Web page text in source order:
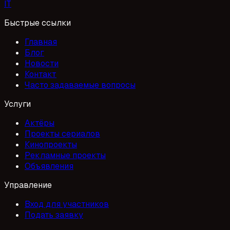
IT
Быстрые ссылки
Главная
Блог
Новости
Контакт
Часто задаваемые вопросы
Услуги
Актёры
Проекты сериалов
Кинопроекты
Рекламные проекты
Объявления
Управление
Вход для участников
Подать заявку